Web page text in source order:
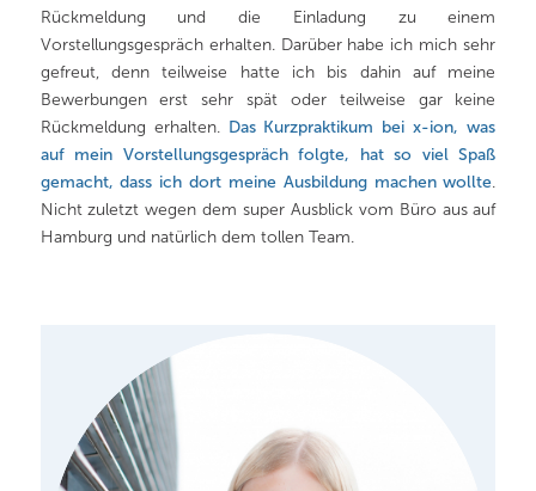
Rückmeldung und die Einladung zu einem
Vorstellungsgespräch erhalten. Darüber habe ich mich sehr
gefreut, denn teilweise hatte ich bis dahin auf meine
Bewerbungen erst sehr spät oder teilweise gar keine
Rückmeldung erhalten. Das Kurzpraktikum bei x-ion, was
auf mein Vorstellungsgespräch folgte, hat so viel Spaß
gemacht, dass ich dort meine Ausbildung machen wollte.
Nicht zuletzt wegen dem super Ausblick vom Büro aus auf
Hamburg und natürlich dem tollen Team.